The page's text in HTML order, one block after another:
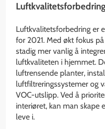
Luftkvalitetsforbedring
Luftkvalitetsforbedring er
for 2021. Med økt fokus
stadig mer vanlig å
luftkvaliteten i hjemmet.
luftrensende planter,
luftfiltreringssystemer og
VOC-utslipp. Ved å
interiøret, kan man skape
leve i.